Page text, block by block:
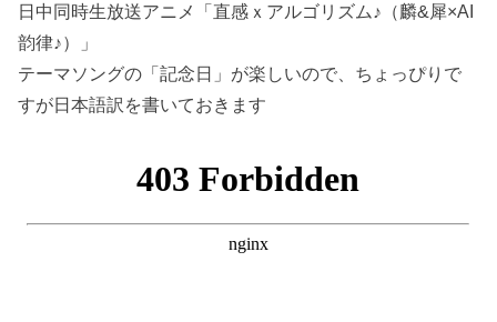
日中同時生放送アニメ「直感ｘアルゴリズム♪（麟&犀×AI
韵律♪）」
テーマソングの「記念日」が楽しいので、ちょっぴりで
すが日本語訳を書いておきます